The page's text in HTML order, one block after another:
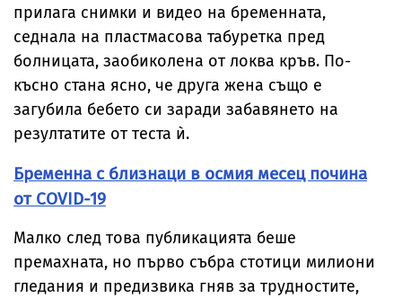
прилага снимки и видео на бременната,
седнала на пластмасова табуретка пред
болницата, заобиколена от локва кръв. По-
късно стана ясно, че друга жена също е
загубила бебето си заради забавянето на
резултатите от теста ѝ.
Бременна с близнаци в осмия месец почина
от COVID-19
Малко след това публикацията беше
премахната, но първо събра стотици милиони
гледания и предизвика гняв за трудностите,